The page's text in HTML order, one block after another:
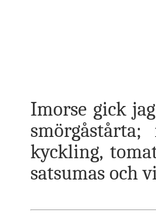
Imorse gick
kyckling,
satsumas och